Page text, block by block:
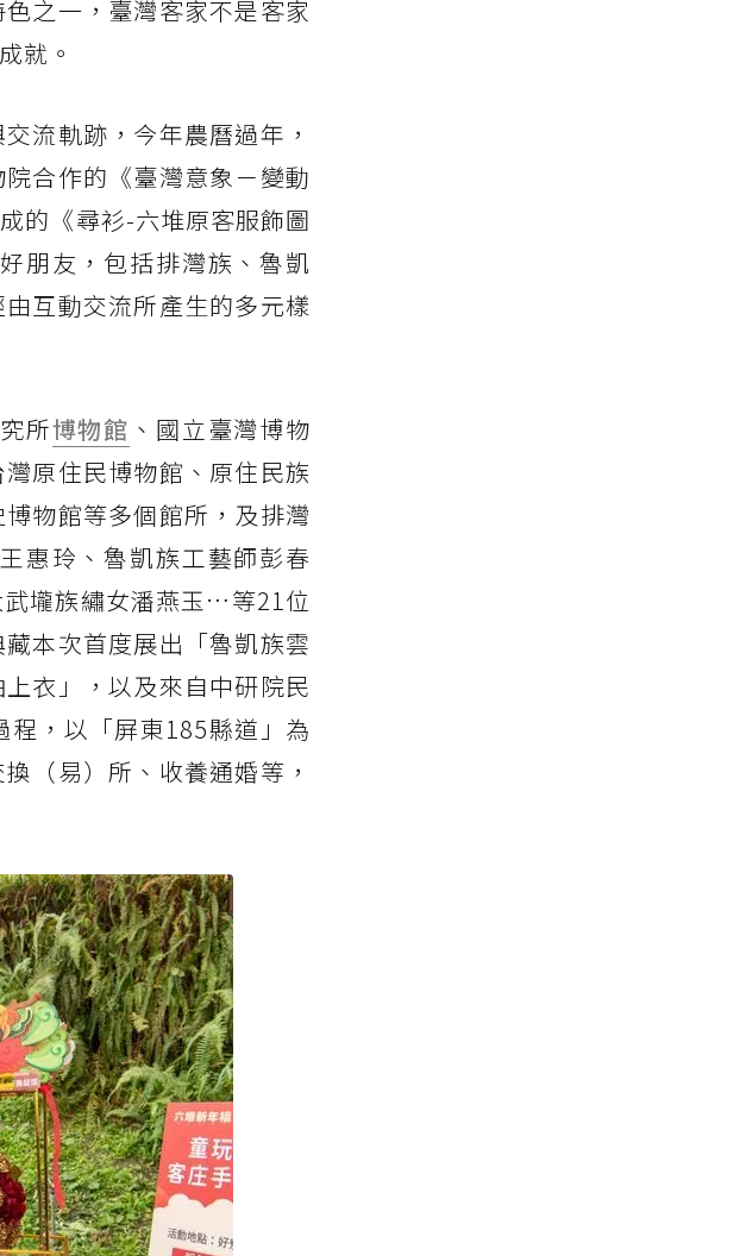
之一，臺灣客家不是客家
就。
流軌跡，今年農曆過年，
合作的《臺灣意象－變動
的《尋衫-六堆原客服飾圖
朋友，包括排灣族、魯凱
互動交流所產生的多元樣
所博物館 、國立臺灣博物
原住民博物館、原住民族
物館等多個館所，及排灣
惠玲、魯凱族工藝師彭春
壠族繡女潘燕玉…等21位
本次首度展出「魯凱族雲
衣」，以及來自中研院民
，以「屏東185縣道」為
（易）所、收養通婚等，